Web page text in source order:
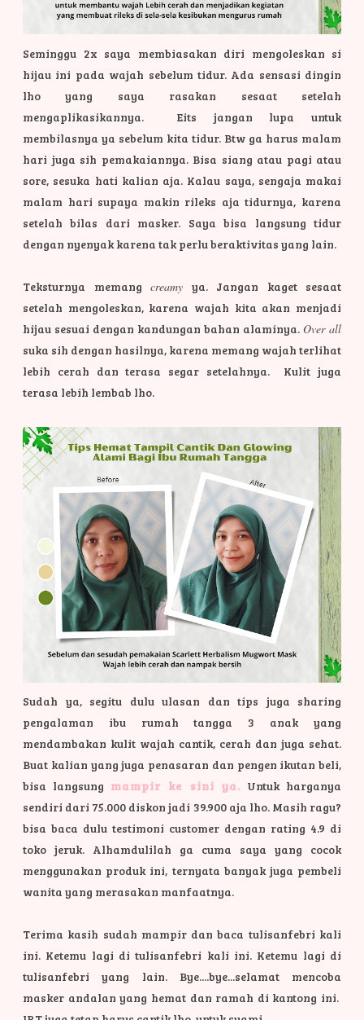
Seminggu 2x saya membiasakan diri mengoleskan si
hijau ini pada wajah sebelum tidur. Ada sensasi dingin
lho yang saya rasakan sesaat setelah
mengaplikasikannya. Eits jangan lupa untuk
membilasnya ya sebelum kita tidur. Btw ga harus malam
hari juga sih pemakaiannya. Bisa siang atau pagi atau
sore, sesuka hati kalian aja. Kalau saya, sengaja makai
malam hari supaya makin rileks aja tidurnya, karena
setelah bilas dari masker. Saya bisa langsung tidur
dengan nyenyak karena tak perlu beraktivitas yang lain.
Teksturnya memang creamy ya. Jangan kaget sesaat
setelah mengoleskan, karena wajah kita akan menjadi
hijau sesuai dengan kandungan bahan alaminya. Over all
suka sih dengan hasilnya, karena memang wajah terlihat
lebih cerah dan terasa segar setelahnya. Kulit juga
terasa lebih lembab lho.
Sudah ya, segitu dulu ulasan dan tips juga sharing
pengalaman ibu rumah tangga 3 anak yang
mendambakan kulit wajah cantik, cerah dan juga sehat.
Buat kalian yang juga penasaran dan pengen ikutan beli,
bisa langsung mampir ke sini ya. Untuk harganya
sendiri dari 75.000 diskon jadi 39.900 aja lho. Masih ragu?
bisa baca dulu testimoni customer dengan rating 4.9 di
toko jeruk. Alhamdulilah ga cuma saya yang cocok
menggunakan produk ini, ternyata banyak juga pembeli
wanita yang merasakan manfaatnya.
Terima kasih sudah mampir dan baca tulisanfebri kali
ini. Ketemu lagi di tulisanfebri kali ini. Ketemu lagi di
tulisanfebri yang lain. Bye....bye...selamat mencoba
masker andalan yang hemat dan ramah di kantong ini.